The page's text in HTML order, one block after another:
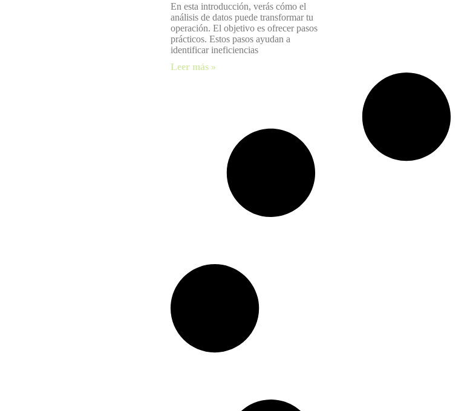
En esta introducción, verás cómo el
análisis de datos puede transformar tu
operación. El objetivo es ofrecer pasos
prácticos. Estos pasos ayudan a
identificar ineficiencias
Leer más »